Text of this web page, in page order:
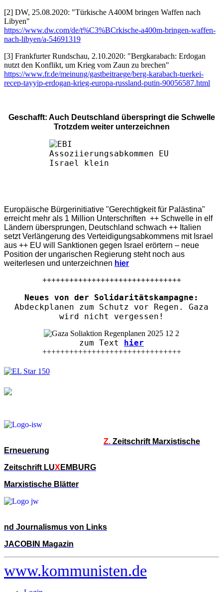
[2] DW, 25.08.2020: "Türkische A400M bringen Waffen nach
Libyen"
https://www.dw.com/de/t%C3%BCrkische-a400m-bringen-waffen-
nach-libyen/a-54691319
[3] Frankfurter Rundschau, 2.10.2020: "Bergkarabach: Erdogan
nutzt den Konflikt, um Krieg vom Zaun zu brechen"
https://www.fr.de/meinung/gastbeitraege/berg-karabach-tuerkei-
recep-tayyip-erdogan-krieg-europa-russland-putin-90056587.html
Geschafft: Auch Deutschland überspringt die Schwelle
Trotzdem weiter unterzeichnen
Europäische Bürgerinitiative "Gerechtigkeit für Palästina"
erreicht mehr als 1 Million Unterschriften ++ Schwelle in elf
Ländern übersprungen, Deutschland schwach ++ Italien
setzt Verlängerung des Verteidigungsabkommens mit Israel
aus ++ EU will Sanktionen gegen Israel erörtern – neue
Position der ungarischen Regierung steht noch aus
weiterlesen und unterzeichnen hier
+++++++++++++++++++++++++++++++
Neues von der Solidaritätskampagne:
Abdeckplanen zum Schutz vor Regen. Gaza
wird nicht vergessen!
zum Text hier
+++++++++++++++++++++++++++++++
Z. Zeitschrift Marxistische
Erneuerung
Zeitschrift LUX EMBURG
Marxistische Blätter
nd Journalismus von Links
JACOBIN Magazin
www.kommunisten.de